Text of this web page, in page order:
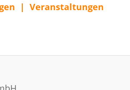
| Veranstaltungen